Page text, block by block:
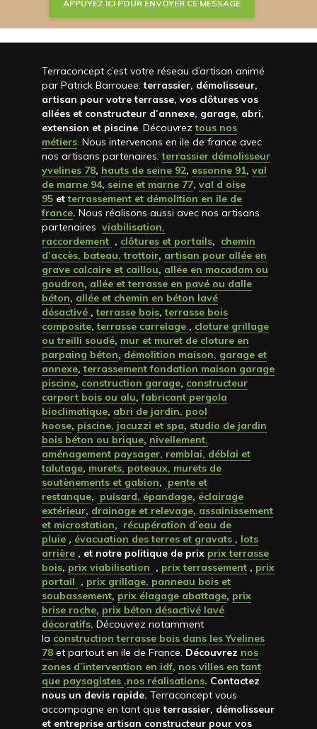
Terraconcept c’est votre réseau d’artisan animé
par Patrick Barrouee:terrassier, démolisseur,
artisan pour votre terrasse, vos clôtures vos
allées et constructeur d’annexe, garage, abri,
extension et piscine. Découvreztous nos
métiers. Nous intervenons en ile de france avec
nos artisans partenaires:terrassier démolisseur
yvelines 78, hauts de seine 92, essonne 91, val
de marne 94, seine et marne 77, val d oise
95 etterrassement et démolition en ile de
france. Nous réalisons aussi avec nos artisans
partenaires viabilisation,
raccordement , clôtures et portails, chemin
d’accès, bateau, trottoir, artisan pour allée en
grave calcaire et caillou, allée en macadam ou
goudron, allée et terrasse en pavé ou dalle
béton, allée et chemin en béton lavé
désactivé ,terrasse bois,terrasse bois
composite,terrasse carrelage , cloture grillage
ou treilli soudé, mur et muret de cloture en
parpaing béton, démolition maison, garage et
annexe,terrassement fondation maison garage
piscine, construction garage, constructeur
carport bois ou alu,fabricant pergola
bioclimatique, abri de jardin, pool
hoose, piscine, jacuzzi et spa, studio de jardin
bois béton ou brique, nivellement,
aménagement paysager, remblai, déblai et
talutage, murets, poteaux, murets de
soutènements et gabion, pente et
restanque, puisard, épandage, éclairage
extérieur, drainage et relevage, assainissement
et microstation, récupération d’eau de
pluie , évacuation des terres et gravats , lots
arrière , et notre politique de prix prix terrasse
bois, prix viabilisation , prix terrassement , prix
portail , prix grillage, panneau bois et
soubassement, prix élagage abattage, prix
brise roche, prix béton désactivé lavé
décoratifs. Découvrez notamment
la construction terrasse bois dans les Yvelines
78 et partout en ile de France. Découvrez nos
zones d’intervention en idf, nos villes en tant
que paysagistes .nos réalisations. Contactez
nous un devis rapide. Terraconcept vous
accompagne en tant queterrassier, démolisseur
et entreprise artisan constructeur pour vos